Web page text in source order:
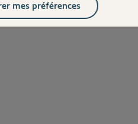
mes préférences